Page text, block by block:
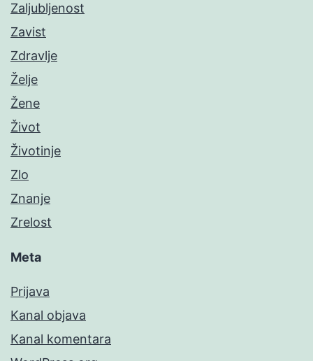
Zaljubljenost
Zavist
Zdravlje
Želje
Žene
Život
Životinje
Zlo
Znanje
Zrelost
Meta
Prijava
Kanal objava
Kanal komentara